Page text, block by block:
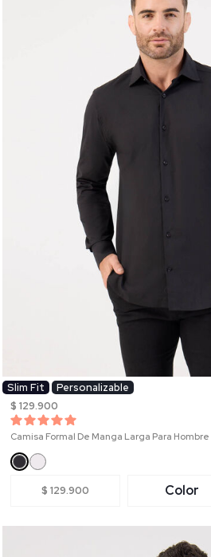
Slim Fit
Personalizable
$ 129.900
Camisa Formal De Manga Larga Para Hombre
$ 129.900 Color